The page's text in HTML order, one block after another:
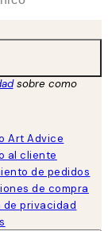
sobre como
Art Advice
al cliente
de pedidos
de compra
de privacidad